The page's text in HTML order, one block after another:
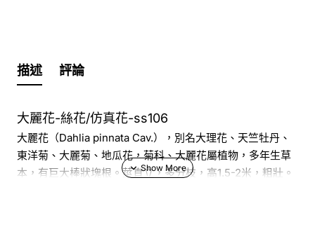
描述 評論
大麗花-絲花/仿真花-ss106
大麗花（Dahlia pinnata Cav.），別名大理花、天竺牡丹、
東洋菊、大麗菊、地瓜花，菊科、大麗花屬植物，多年生草
本，有巨大棒狀塊根。莖直立，多分枝，高1.5-2米，粗壯。